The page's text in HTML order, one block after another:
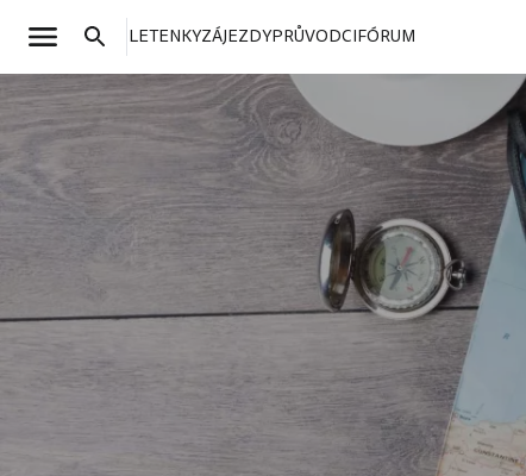
LETENKYZÁJEZDYPRŮVODCIFÓRUM